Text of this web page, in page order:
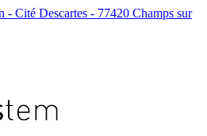
- Cité Descartes - 77420 Champs sur